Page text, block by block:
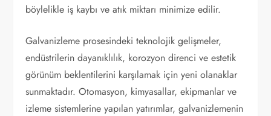
böylelikle iş kaybı ve atık miktarı minimize edilir.
Galvanizleme prosesindeki teknolojik gelişmeler,
endüstrilerin dayanıklılık, korozyon direnci ve estetik
görünüm beklentilerini karşılamak için yeni olanaklar
sunmaktadır. Otomasyon, kimyasallar, ekipmanlar ve
izleme sistemlerine yapılan yatırımlar, galvanizlemenin